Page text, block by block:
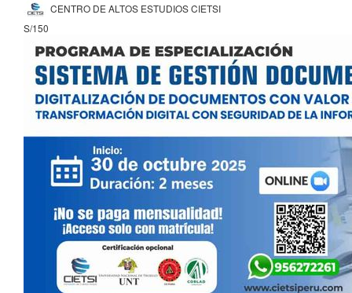
CENTRO DE ALTOS ESTUDIOS CIETSI
S/150